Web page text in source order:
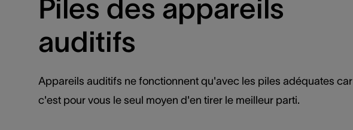
Piles des appareils
auditifs
Appareils auditifs ne fonctionnent qu'avec les piles adéquates car
c'est pour vous le seul moyen d'en tirer le meilleur parti.